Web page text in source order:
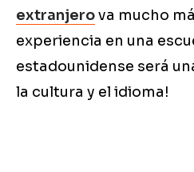
extranjerova mucho
experiencia en una
estadounidense será
la cultura y el idioma!